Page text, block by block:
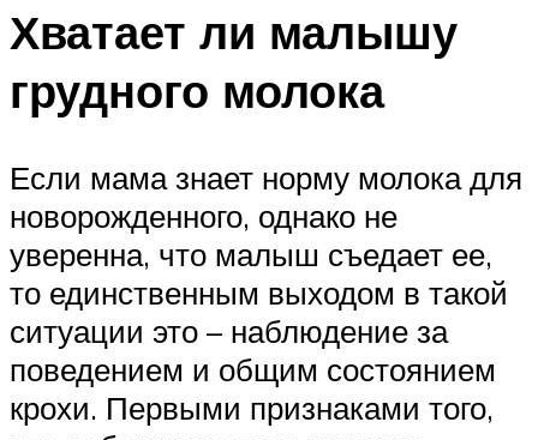
Хватает ли малышу
грудного молока
Если мама знает норму молока для
новорожденного, однако не
уверенна, что малыш съедает ее,
то единственным выходом в такой
ситуации это – наблюдение за
поведением и общим состоянием
крохи. Первыми признаками того,